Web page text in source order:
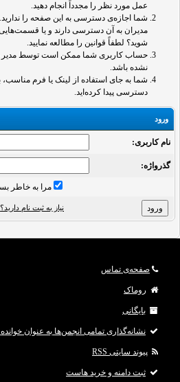
عمل مورد نظر را مجدداً انجام دهید.
شما اجازه‌ی دسترسی به این صفحه را
مدیران به آن دسترسی دارند و یا
شوید؟ لطفاً قوانین را مطالعه نمایید.
حساب کاربری شما ممکن است توسط مدیر
نشده باشد.
شما به جای استفاده از لینک یا فرم
دسترسی پیدا کرده‌اید.
ورود
نام کاربری:
گذرواژه‌:
مرا به خاطر
نیاز به ثبت نام دارید؟
صفحه‌ی تماس
روماک
بایگانی
نشانه‌گذاری تمامی انجمن‌ها به عنوان
پیوند سایتی RSS
ثبت دامنه و خرید هاست